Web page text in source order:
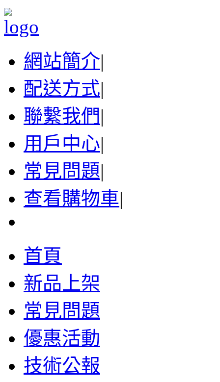
網站簡介|
配送方式|
聯繫我們|
用戶中心|
常見問題|
查看購物車|
首頁
新品上架
常見問題
優惠活動
技術公報